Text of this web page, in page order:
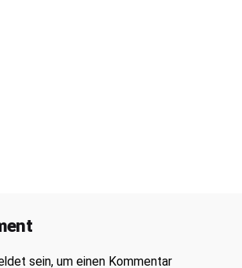
sein, um einen Kommentar